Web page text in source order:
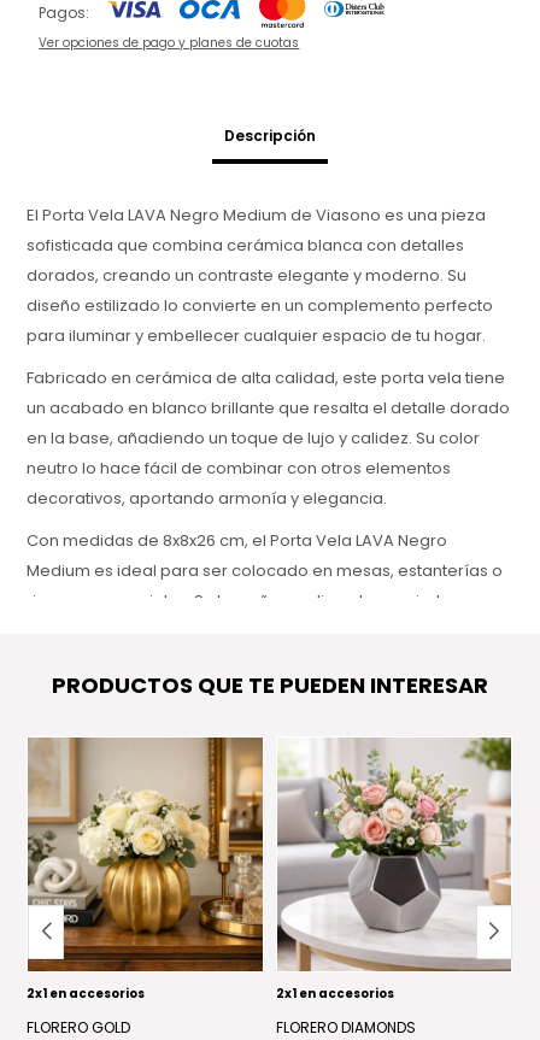
Pagos:
Ver opciones de pago y planes de cuotas
Descripción
El Porta Vela LAVA Negro Medium de Viasono es una pieza
sofisticada que combina cerámica blanca con detalles
dorados, creando un contraste elegante y moderno. Su
diseño estilizado lo convierte en un complemento perfecto
para iluminar y embellecer cualquier espacio de tu hogar.
Fabricado en cerámica de alta calidad, este porta vela tiene
un acabado en blanco brillante que resalta el detalle dorado
en la base, añadiendo un toque de lujo y calidez. Su color
neutro lo hace fácil de combinar con otros elementos
decorativos, aportando armonía y elegancia.
Con medidas de 8x8x26 cm, el Porta Vela LAVA Negro
Medium es ideal para ser colocado en mesas, estanterías o
rincones especiales. Su tamaño mediano lo convierte en una
PRODUCTOS QUE TE PUEDEN INTERESAR
2x1 en accesorios
FLORERO GOLD
2x1 en accesorios
FLORERO DIAMONDS